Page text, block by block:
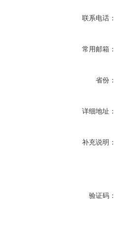
联系电话：
常用邮箱：
省份：
详细地址：
补充说明：
验证码：